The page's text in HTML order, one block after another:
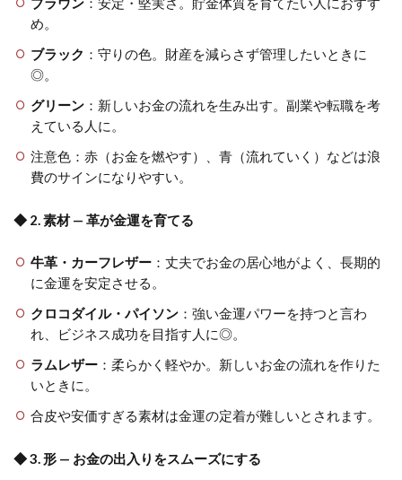
め。
ブラック ：守りの色。財産を減らさず管理したいときに
◎。
グリーン：新しいお金の流れを生み出す。副業や転職を考
えている人に。
注意色：赤（お金を燃やす）、青（流れていく）などは浪
費のサインになりやすい。
◆ 2. 素材 — 革が金運を育てる
牛革・カーフレザー：丈夫でお金の居心地がよく、長期的
に金運を安定させる。
クロコダイル・パイソン：強い金運パワーを持つと言わ
れ、ビジネス成功を目指す人に◎。
ラムレザー：柔らかく軽やか。新しいお金の流れを作りた
いときに。
合皮や安価すぎる素材は金運の定着が難しいとされます。
◆ 3. 形 — お金の出入りをスムーズにする